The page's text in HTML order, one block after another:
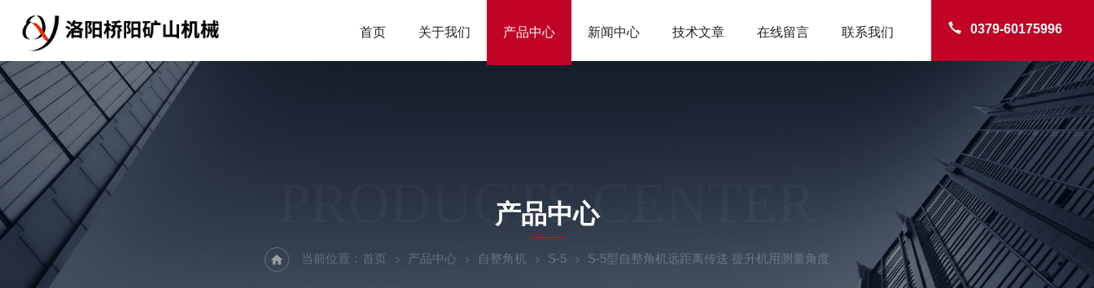
0379-60175996
首页 关于我们 产品中心 新闻中心 技术文章 在线留言 联系我们
PRODUCTS CENTER
产品中心
当前位置： 首页 产品中心 自整角机 S-5 S-5型自整角机远距离传送 提升机用测量角度